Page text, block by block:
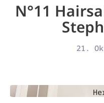
N°11
21.